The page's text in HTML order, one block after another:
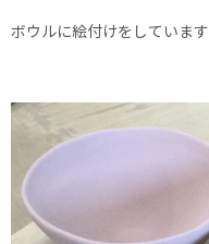
ボウルに絵付けをしています